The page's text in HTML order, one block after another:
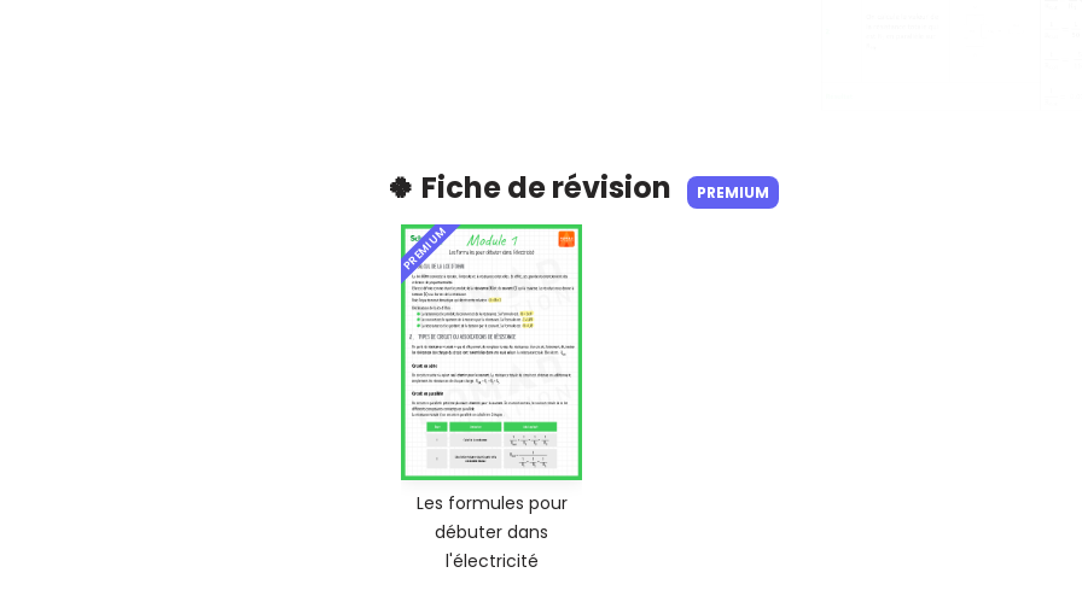
🍀 Fiche de révision PREMIUM
PREMIUM
Les formules pour
débuter dans
l'électricité